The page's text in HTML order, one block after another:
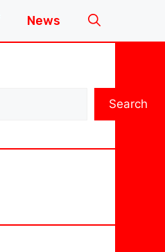
News
Search